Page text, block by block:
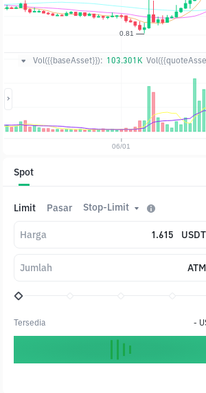
Vol({{baseAsset}}): 103.301K
Spot
Limit Pasar Stop-Limit
Harga USDT
Jumlah ATM
Tersedia -